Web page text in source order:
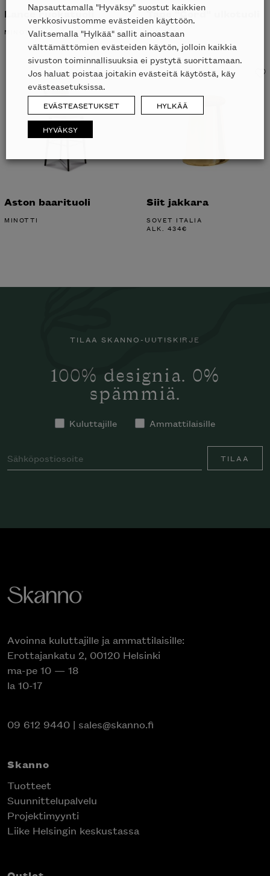
Lance ruokatuoli
MINOTTI
Tape "Cord" ulkotuoli
MINOTTI
Aston baarituoli
MINOTTI
Siit jakkara
SOVET ITALIA
ALK. 434€
TILAA SKANNO-UUTISKIRJE
100% designia. 0%
spämmiä.
Kuluttajille Ammattilaisille
TILAA
Avoinna kuluttajille ja ammattilaisille:
Erottajankatu 2, 00120 Helsinki
ma-pe 10 — 18
la 10-17
09 612 9440 | sales@skanno.fi
Skanno
Tuotteet
Suunnittelupalvelu
Projektimyynti
Liike Helsingin keskustassa
Napsauttamalla "Hyväksy" suostut kaikkien
verkkosivustomme evästeiden käyttöön.
Valitsemalla "Hylkää" sallit ainoastaan
välttämättömien evästeiden käytön, jolloin kaikkia
sivuston toiminnallisuuksia ei pystytä suorittamaan.
Jos haluat poistaa joitakin evästeitä käytöstä, käy
evästeasetuksissa.
EVÄSTEASETUKSET HYLKÄÄ
HYVÄKSY